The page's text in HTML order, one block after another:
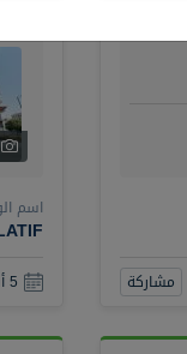
مشاركة
اسم
5 أشهر +